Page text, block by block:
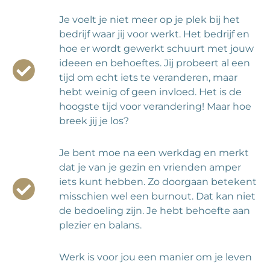
Je voelt je niet meer op je plek bij het
bedrijf waar jij voor werkt. Het bedrijf en
hoe er wordt gewerkt schuurt met jouw
ideeen en behoeftes. Jij probeert al een
tijd om echt iets te veranderen, maar
hebt weinig of geen invloed. Het is de
hoogste tijd voor verandering! Maar hoe
breek jij je los?
Je bent moe na een werkdag en merkt
dat je van je gezin en vrienden amper
iets kunt hebben. Zo doorgaan betekent
misschien wel een burnout. Dat kan niet
de bedoeling zijn. Je hebt behoefte aan
plezier en balans.
Werk is voor jou een manier om je leven